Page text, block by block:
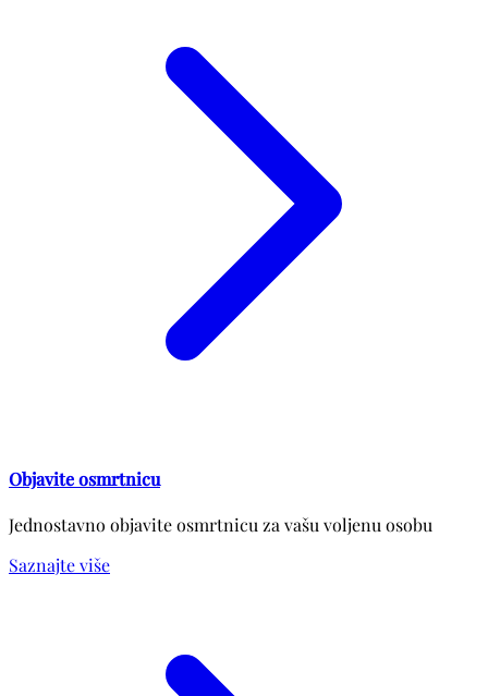
Objavite osmrtnicu
Jednostavno objavite osmrtnicu za vašu voljenu osobu
Saznajte više